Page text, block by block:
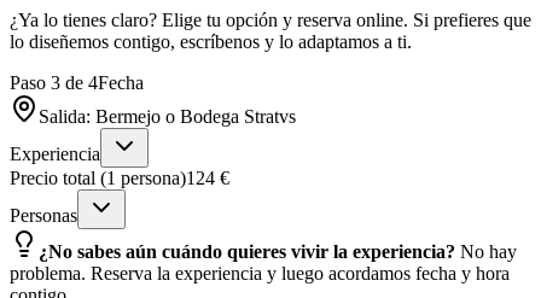
¿Ya lo tienes claro? Elige tu opción y reserva online. Si prefieres que
lo diseñemos contigo, escríbenos y lo adaptamos a ti.
Paso 3 de 4Fecha
Salida: Bermejo o Bodega Stratvs
Experiencia
Precio total (1 persona)124 €
Personas
¿No sabes aún cuándo quieres vivir la experiencia? No hay
problema. Reserva la experiencia y luego acordamos fecha y hora